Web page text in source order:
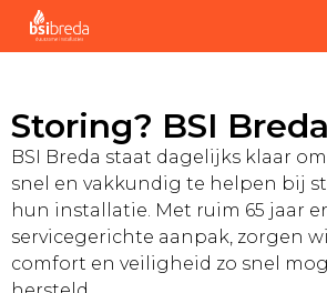
Storing? BSI
BSI Breda staat dagelijks klaar
snel en vakkundig te helpen bij
hun installatie. Met ruim 65 jaar
servicegerichte aanpak, zorgen
comfort en veiligheid zo snel